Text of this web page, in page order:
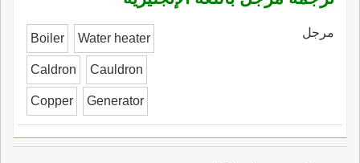
مرجل Boiler Water heater
Caldron Cauldron
Copper Generator